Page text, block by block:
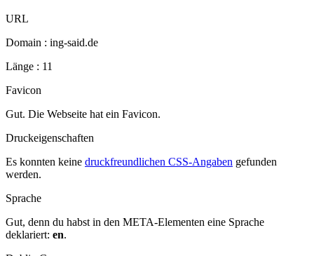
URL
Domain : ing-said.de
Länge : 11
Favicon
Gut. Die Webseite hat ein Favicon.
Druckeigenschaften
Es konnten keine druckfreundlichen CSS-Angaben gefunden
werden.
Sprache
Gut, denn du habst in den META-Elementen eine Sprache
deklariert: en.